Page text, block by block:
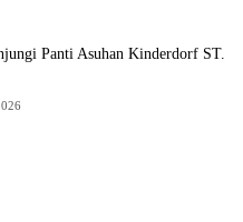
Panti Asuhan Kinderdorf ST.